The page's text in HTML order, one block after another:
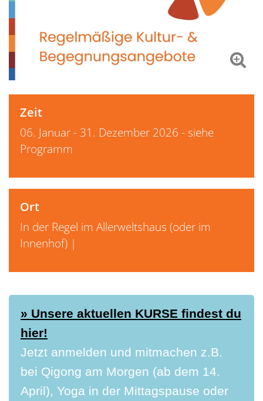
Zeit
06. Januar - 31. Dezember 2026 - siehe
Programm
Ort
In der Regel im Allerweltshaus (oder im
Innenhof) |
» Unsere aktuellen KURSE findest du
hier!
Jetzt anmelden und mitmachen z.B.
bei Qigong am Morgen (ab dem 14.
April), Yoga in der Mittagspause oder